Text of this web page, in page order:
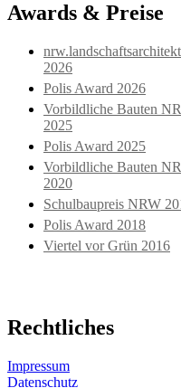
Awards & Preise
2026
Polis Award 2026
Vorbildliche Bauten
2025
Polis Award 2025
Vorbildliche Bauten
2020
Schulbaupreis NRW
Polis Award 2018
Viertel vor Grün 2016
Rechtliches
Impressum
Datenschutz